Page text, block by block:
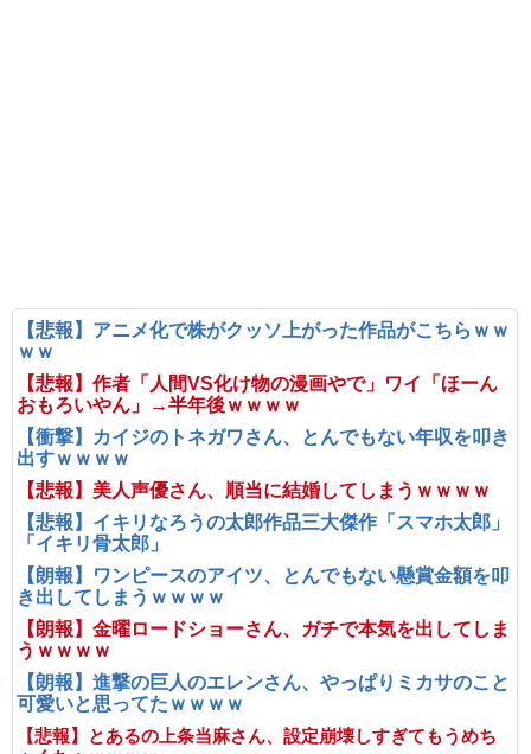
【悲報】アニメ化で株がクッソ上がった作品がこちらｗｗ
ｗｗ
【悲報】作者「人間VS化け物の漫画やで」ワイ「ほーん
おもろいやん」→半年後ｗｗｗｗ
【衝撃】カイジのトネガワさん、とんでもない年収を叩き
出すｗｗｗｗ
【悲報】美人声優さん、順当に結婚してしまうｗｗｗｗ
【悲報】イキリなろうの太郎作品三大傑作「スマホ太郎」
「イキリ骨太郎」
【朗報】ワンピースのアイツ、とんでもない懸賞金額を叩
き出してしまうｗｗｗｗ
【朗報】金曜ロードショーさん、ガチで本気を出してしま
うｗｗｗｗ
【朗報】進撃の巨人のエレンさん、やっぱりミカサのこと
可愛いと思ってたｗｗｗｗ
【悲報】とあるの上条当麻さん、設定崩壊しすぎてもうめち